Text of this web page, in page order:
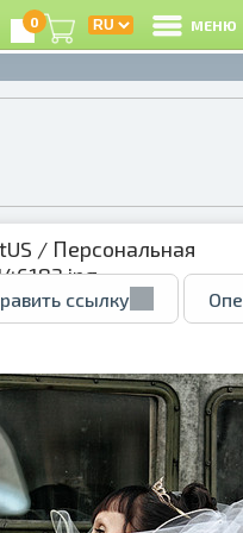
0 МЕНЮ
/ Персональная
ссылку